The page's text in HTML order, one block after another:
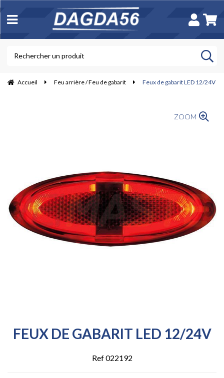
Accueil Feu arrière / Feu de gabarit Feux de gabarit LED 12/24V
ZOOM
FEUX DE GABARIT LED 12/24V
Ref 022192